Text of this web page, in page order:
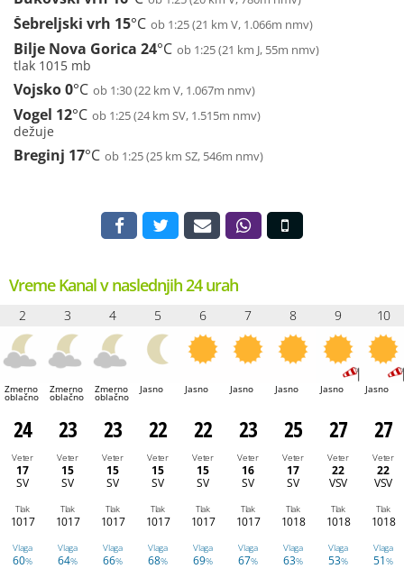
Šebreljski vrh 15°C ob 1:25 (21 km V, 1.066m nmv)
Bilje Nova Gorica 24°C ob 1:25 (21 km J, 55m nmv)
tlak 1015 mb
Vojsko0°C ob 1:30 (22 km V, 1.067m nmv)
Vogel 12°C ob 1:25 (24 km SV, 1.515m nmv)
dežuje
Breginj 17°C ob 1:25 (25 km SZ, 546m nmv)
Vreme Kanal v naslednjih 24 urah
2 3 4 5 6 7 8 9 10
Zmerno
oblačno
Zmerno
oblačno
Zmerno
oblačno
Jasno Jasno Jasno Jasno Jasno Jasno
24 23 23 22 22 23 25 27 27
Veter
17
SV
Veter
15
SV
Veter
15
SV
Veter
15
SV
Veter
15
SV
Veter
16
SV
Veter
17
SV
Veter
22
VSV
Veter
22
VSV
Tlak
1017
Tlak
1017
Tlak
1017
Tlak
1017
Tlak
1017
Tlak
1017
Tlak
1018
Tlak
1018
Tlak
1018
Vlaga
60%
Vlaga
64%
Vlaga
66%
Vlaga
68%
Vlaga
69%
Vlaga
67%
Vlaga
63%
Vlaga
53%
Vlaga
51%